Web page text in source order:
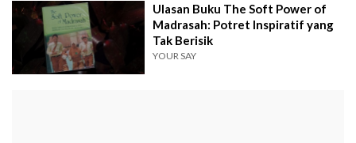
Ulasan Buku The Soft Power of
Madrasah: Potret Inspiratif yang
Tak Berisik
YOUR SAY